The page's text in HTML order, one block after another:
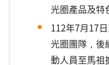
光圈產品及特
112年7月17
光圈團隊，後
動人員至馬祖